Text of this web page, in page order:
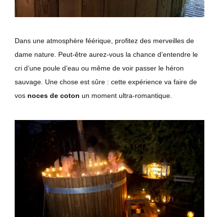
Dans une atmosphère féérique, profitez des merveilles de
dame nature. Peut-être aurez-vous la chance d’entendre le
cri d’une poule d’eau ou même de voir passer le héron
sauvage. Une chose est sûre : cette expérience va faire de
vos noces de coton un moment ultra-romantique.